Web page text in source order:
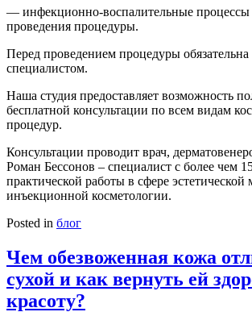
— инфекционно-воспалительные процессы
проведения процедуры.
Перед проведением процедуры обязательна
специалистом.
Наша студия предоставляет возможность
бесплатной консультации по всем видам
процедур.
Консультации проводит врач,
Роман Бессонов – специалист с более чем
практической работы в сфере
инъекционной косметологии.
Posted in блог
Чем обезвоженная кожа
сухой и как вернуть ей
красоту?